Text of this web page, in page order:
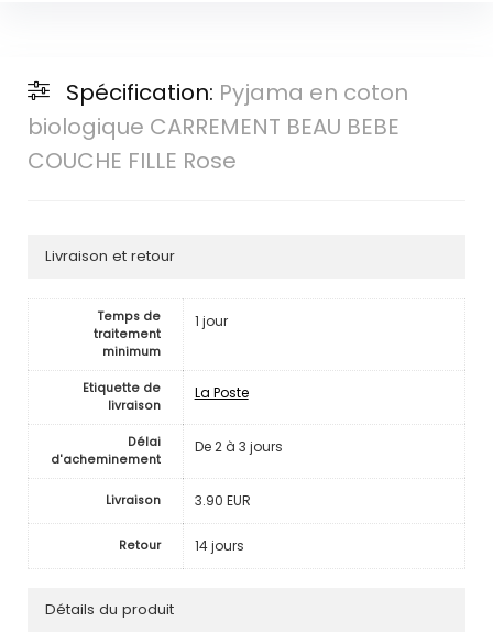
Spécification: Pyjama en coton
biologique CARREMENT BEAU BEBE
COUCHE FILLE Rose
Livraison et retour
Temps de
traitement
minimum
1 jour
Etiquette de
livraison
La Poste
Délai
d'acheminement
De 2 à 3 jours
Livraison 3.90 EUR
Retour 14 jours
Détails du produit